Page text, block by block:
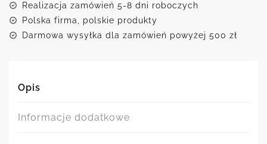
Realizacja zamówień 5-8 dni roboczych
Polska firma, polskie produkty
Darmowa wysyłka dla zamówień powyżej 500 zł
Opis
Informacje dodatkowe